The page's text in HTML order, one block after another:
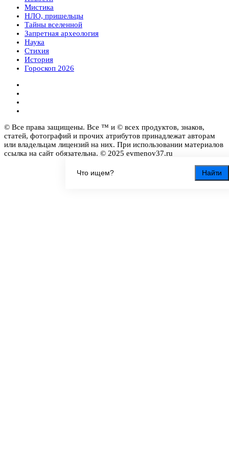
Найти
Мистика
НЛО, пришельцы
Тайны вселенной
Запретная археология
Наука
Стихия
История
Гороскоп 2026
© Все права защищены. Все ™ и © всех продуктов, знаков,
статей, фотографий и прочих атрибутов принадлежат авторам
или владельцам лицензий на них. При использовании материалов
ссылка на сайт обязательна. © 2025 evmenov37.ru